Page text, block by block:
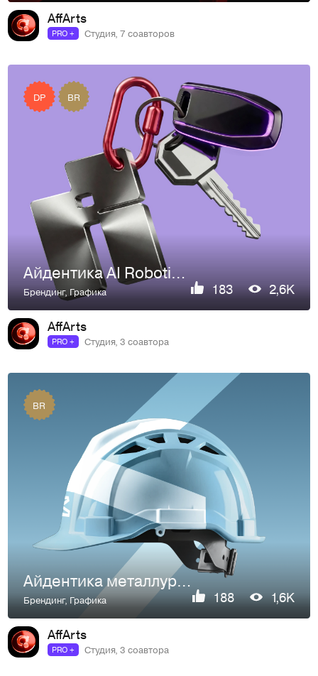
AffArts
PRO + Студия, 7 соавторов
DP BR
Айдентика AI Robotics: Бренд автономного транспорта
Брендинг, Графика 183 2,6K
AffArts
PRO + Студия, 3 соавтора
BR
Айдентика металлургической компании «РезПром»
Брендинг,Графика 188 1,6K
AffArts
PRO + Студия, 3 соавтора